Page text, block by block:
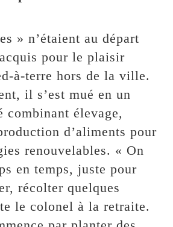
» n’étaient au départ
pour le plaisir
à-terre hors de la ville.
il s’est mué en un
combinant élevage,
d’aliments pour
renouvelables. « On
en temps, juste pour
récolter quelques
le colonel à la retraite.